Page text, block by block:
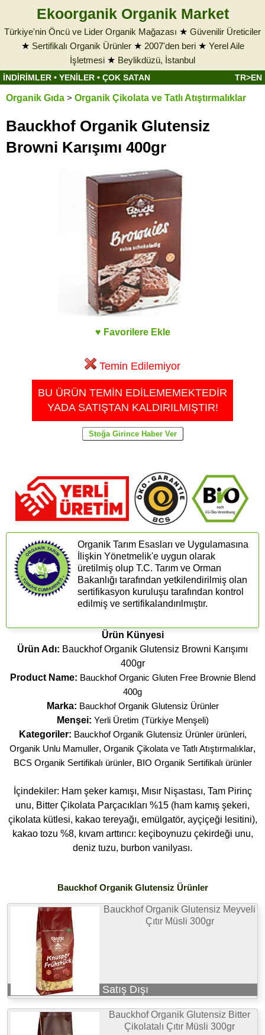
Ekoorganik Organik Market
Türkiye'nin Öncü ve Lider Organik Mağazası ★ Güvenilir Üreticiler
★ Sertifikalı Organik Ürünler★ 2007'den beri★ Yerel Aile
İşletmesi ★ Beylikdüzü, İstanbul
İNDİRİMLER • YENİLER • ÇOK SATAN TR>EN
Organik Gıda > Organik Çikolata ve Tatlı Atıştırmalıklar
Bauckhof Organik Glutensiz
Browni Karışımı 400gr
♥ Favorilere Ekle
Temin Edilemiyor
BU ÜRÜN TEMİN EDİLEMEMEKTEDİR
YADA SATIŞTAN KALDIRILMIŞTIR!
Organik Tarım Esasları ve Uygulamasına
İlişkin Yönetmelik'e uygun olarak
üretilmiş olup T.C. Tarım ve Orman
Bakanlığı tarafından yetkilendirilmiş olan
sertifikasyon kuruluşu tarafından kontrol
edilmiş ve sertifikalandırılmıştır.
Ürün Künyesi
Ürün Adı: Bauckhof Organik Glutensiz Browni Karışımı
400gr
Product Name: Bauckhof Organic Gluten Free Brownie Blend
400g
Marka: Bauckhof Organik Glutensiz Ürünler
Menşei: Yerli Üretim (Türkiye Menşeli)
Kategoriler: Bauckhof Organik Glutensiz Ürünler ürünleri,
Organik Unlu Mamuller, Organik Çikolata ve Tatlı Atıştırmalıklar,
BCS Organik Sertifikalı ürünler, BIO Organik Sertifikalı ürünler
İçindekiler: Ham şeker kamışı, Mısır Nişastası, Tam Pirinç
unu, Bitter Çikolata Parçacıkları %15 (ham kamış şekeri,
çikolata kütlesi, kakao tereyağı, emülgatör, ayçiçeği lesitini),
kakao tozu %8, kıvam arttırıcı: keçiboynuzu çekirdeği unu,
deniz tuzu, burbon vanilyası.
Bauckhof Organik Glutensiz Ürünler
Bauckhof Organik Glutensiz Meyveli
Çıtır Müsli 300gr
Satış Dışı
Bauckhof Organik Glutensiz Bitter
Çikolatalı Çıtır Müsli 300gr